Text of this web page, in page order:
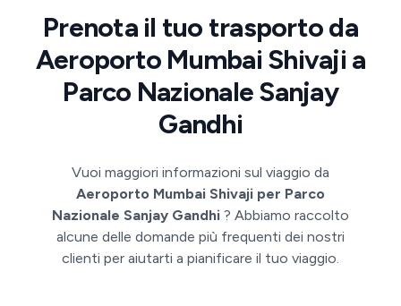
Prenota il tuo trasporto da
Aeroporto Mumbai Shivaji a
Parco Nazionale Sanjay
Gandhi
Vuoi maggiori informazioni sul viaggio da
Aeroporto Mumbai Shivaji per Parco
Nazionale Sanjay Gandhi ? Abbiamo raccolto
alcune delle domande più frequenti dei nostri
clienti per aiutarti a pianificare il tuo viaggio.